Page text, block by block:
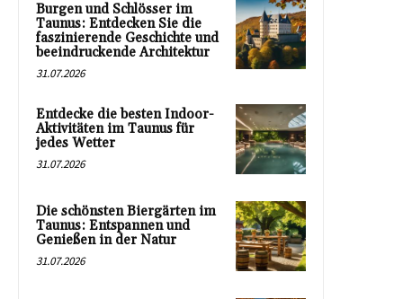
Burgen und Schlösser im
Taunus: Entdecken Sie die
faszinierende Geschichte und
beeindruckende Architektur
31.07.2026
Entdecke die besten Indoor-
Aktivitäten im Taunus für
jedes Wetter
31.07.2026
Die schönsten Biergärten im
Taunus: Entspannen und
Genießen in der Natur
31.07.2026